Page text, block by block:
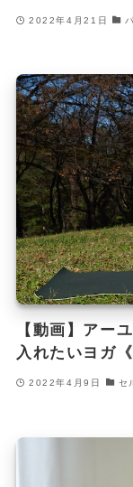
2022年4月21日
【動画】アー
入れたいヨガ《
2022年4月9日 セ